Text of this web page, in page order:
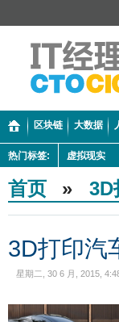
区块链 大数据
热门标签: 虚拟现实
首页 » 3D
3D打印汽
星期二, 30 6 月, 2015,